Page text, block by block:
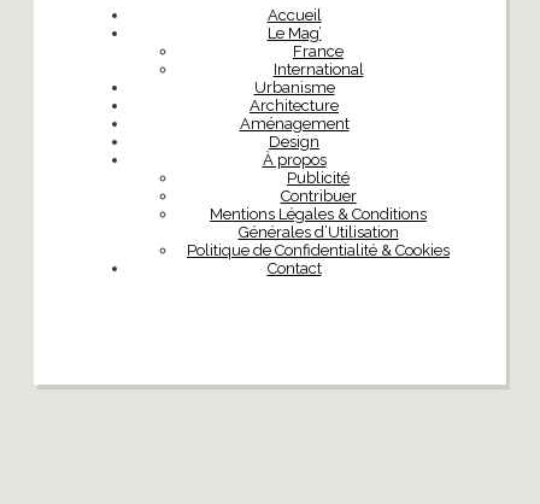
Accueil
Le Mag’
France
International
Urbanisme
Architecture
Aménagement
Design
À propos
Publicité
Contribuer
Mentions Légales & Conditions
Générales d’Utilisation
Politique de Confidentialité & Cookies
Contact